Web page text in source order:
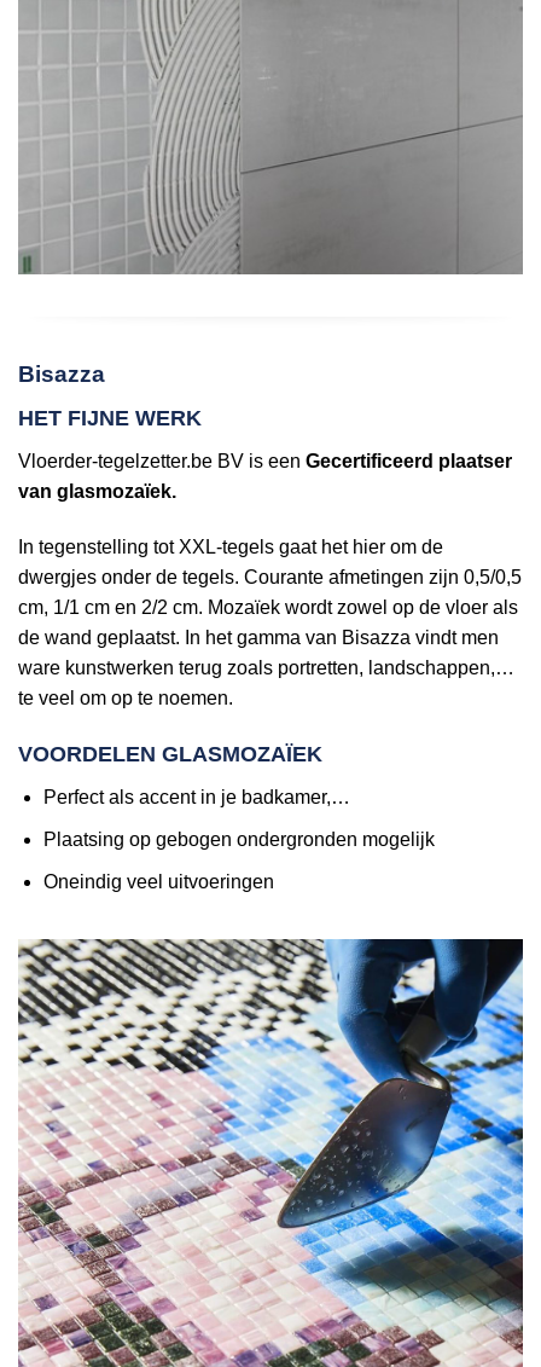
Bisazza
HET FIJNE WERK
Vloerder-tegelzetter.be BV is een Gecertificeerd plaatser
van glasmozaïek.
In tegenstelling tot XXL-tegels gaat het hier om de
dwergjes onder de tegels. Courante afmetingen zijn 0,5/0,5
cm, 1/1 cm en 2/2 cm. Mozaïek wordt zowel op de vloer als
de wand geplaatst. In het gamma van Bisazza vindt men
ware kunstwerken terug zoals portretten, landschappen,…
te veel om op te noemen.
VOORDELEN GLASMOZAÏEK
Perfect als accent in je badkamer,…
Plaatsing op gebogen ondergronden mogelijk
Oneindig veel uitvoeringen